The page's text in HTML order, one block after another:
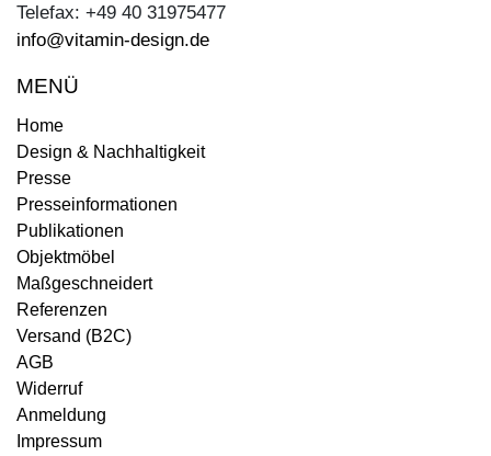
Telefax: +49 40 31975477
info@vitamin-design.de
MENÜ
Home
Design & Nachhaltigkeit
Presse
Presseinformationen
Publikationen
Objektmöbel
Maßgeschneidert
Referenzen
Versand (B2C)
AGB
Widerruf
Anmeldung
Impressum